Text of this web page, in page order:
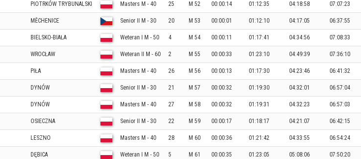
PIOTRKÓW TRYBUNALSKI Masters M - 40 25 M 52 00:00:14 01:12:35 04:18:58 07:07:23
MĚCHENICE Senior II M - 30 20 M 53 00:00:01 01:12:10 04:17:05 06:37:55
BIELSKO-BIAŁA Weteran I M - 50 4 M 54 00:00:11 01:17:41 04:34:56 07:08:33
WROCŁAW Weteran II M - 60 2 M 55 00:00:33 01:23:10 04:49:39 07:36:10
PIŁA Masters M - 40 26 M 56 00:00:13 01:17:30 04:23:46 06:41:32
DYNÓW Senior II M - 30 21 M 57 00:00:32 01:19:30 04:32:01 06:57:04
DYNÓW Masters M - 40 27 M 58 00:00:32 01:19:31 04:32:23 06:57:03
OSIECZNA Senior II M - 30 22 M 59 00:00:17 01:18:17 04:21:07 06:42:15
LESZNO Masters M - 40 28 M 60 00:00:36 01:21:42 04:33:55 06:54:24
DĘBICA Weteran I M - 50 5 M 61 00:00:35 01:23:05 05:08:06 07:50:20